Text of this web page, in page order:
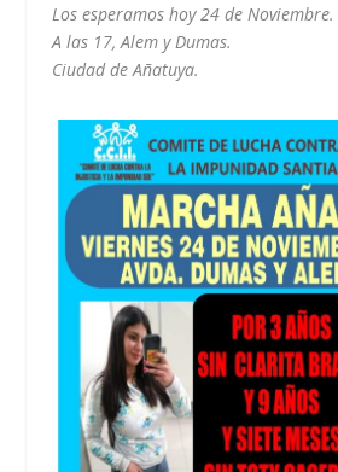
Los esperamos hoy 24 de Noviembre.
A las 17, Alem y Dumas.
Ciudad de Añatuya.